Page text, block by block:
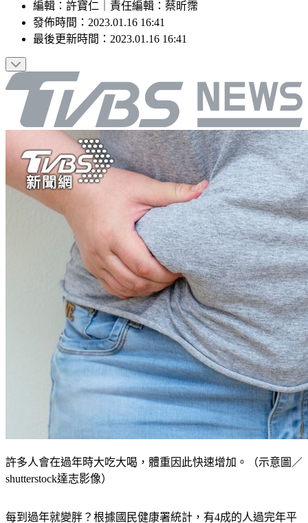
編輯 ： 許寶仁 責任編輯 ： 蔡昕霈
發佈時間： 2023.01.16 16:41
最後更新時間： 2023.01.16 16:41
許多人會在過年時大吃大喝，體重因此快速增加。（示意圖／
shutterstock達志影像）
每到過年就變胖？根據國民健康署統計，有4成的人過完年平